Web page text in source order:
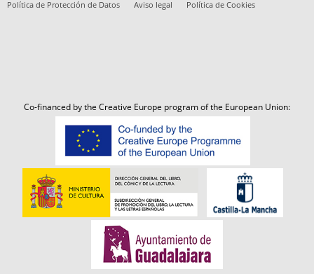
Política de Protección de Datos
Aviso legal Política de Cookies
Co-financed by the Creative Europe program of the European Union: